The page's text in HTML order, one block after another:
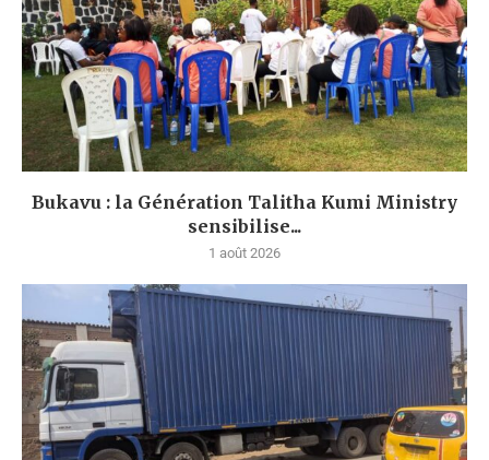
Bukavu : la Génération Talitha Kumi Ministry
sensibilise...
1 août 2026